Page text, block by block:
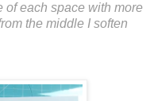
of each space with more
the middle I soften